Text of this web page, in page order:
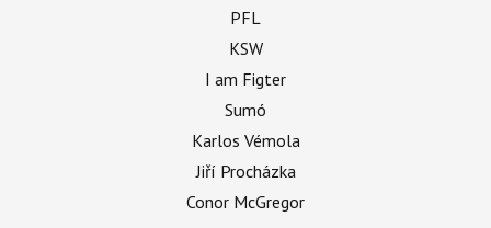
PFL
KSW
I am Figter
Sumó
Karlos Vémola
Jiří Procházka
Conor McGregor